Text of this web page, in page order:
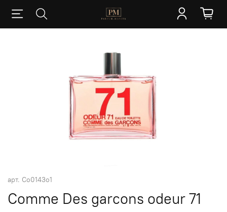
арт. Co0143o1
Comme Des garcons odeur 71